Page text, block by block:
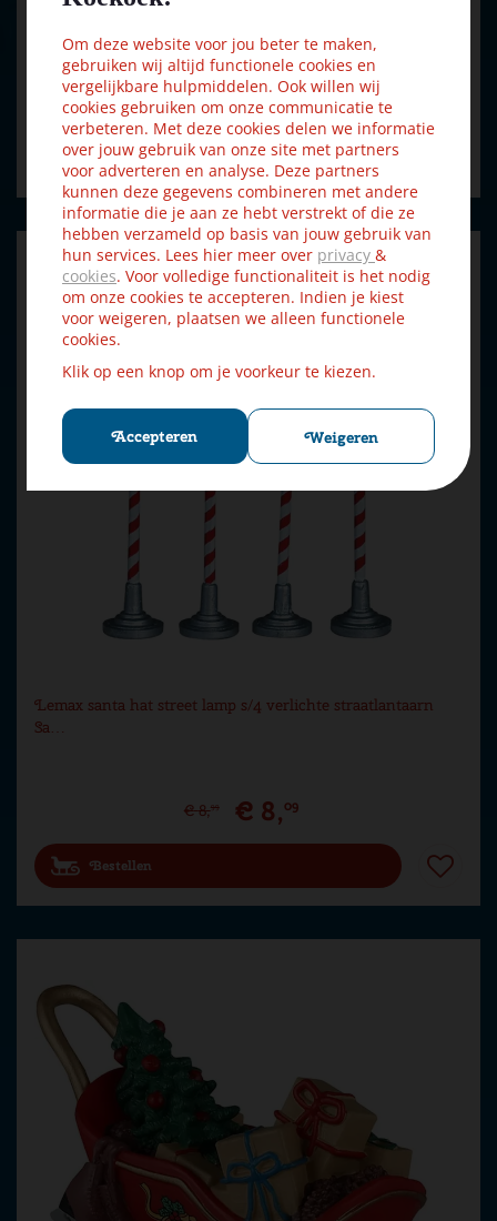
Om deze website voor jou beter te maken,
gebruiken wij altijd functionele cookies en
vergelijkbare hulpmiddelen. Ook willen wij
cookies gebruiken om onze communicatie te
verbeteren. Met deze cookies delen we informatie
over jouw gebruik van onze site met partners
voor adverteren en analyse. Deze partners
kunnen deze gegevens combineren met andere
informatie die je aan ze hebt verstrekt of die ze
hebben verzameld op basis van jouw gebruik van
hun services. Lees hier meer over privacy &
cookies. Voor volledige functionaliteit is het nodig
om onze cookies te accepteren. Indien je kiest
voor weigeren, plaatsen we alleen functionele
cookies.
Klik op een knop om je voorkeur te kiezen.
Accepteren Weigeren
€ 27, € 25,19
Bestellen
Lemax santa hat street lamp s/4 verlichte straatlantaarn
Sa…
€ 8,99 € 8,09
Bestellen